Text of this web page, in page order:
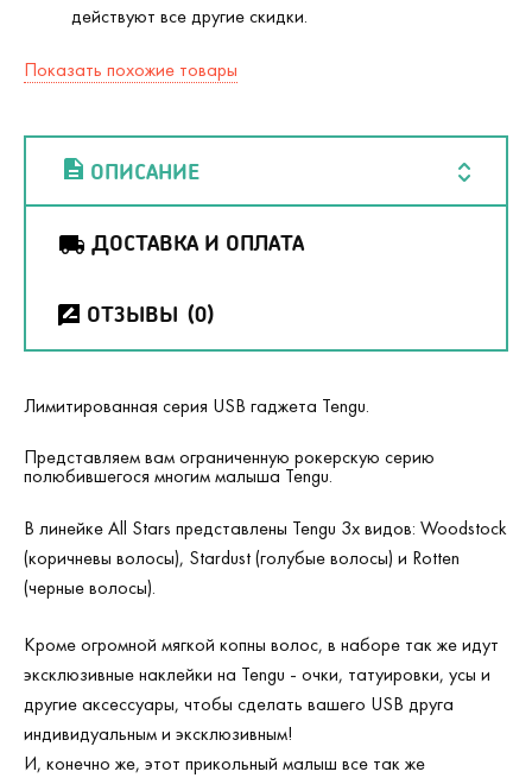
действуют все другие скидки.
Показать похожие товары
ОПИСАНИЕ
ДОСТАВКА И ОПЛАТА
ОТЗЫВЫ (0)
Лимитированная серия USB гаджета Tengu.
Представляем вам ограниченную рокерскую серию
полюбившегося многим малыша Tengu.
В линейке All Stars представлены Tengu 3х видов: Woodstock
(коричневы волосы), Stardust (голубые волосы) и Rotten
(черные волосы).
Кроме огромной мягкой копны волос, в наборе так же идут
эксклюзивные наклейки на Tengu - очки, татуировки, усы и
другие аксессуары, чтобы сделать вашего USB друга
индивидуальным и эксклюзивным!
И, конечно же, этот прикольный малыш все так же